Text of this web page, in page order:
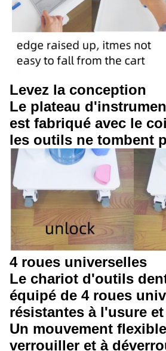
Levez la conception
Le plateau
est fabriqué avec le
les outils ne tombent
4 roues universelles
Le chariot d'outils
équipé de 4 roues
résistantes à l'usure
Un mouvement
verrouiller et à